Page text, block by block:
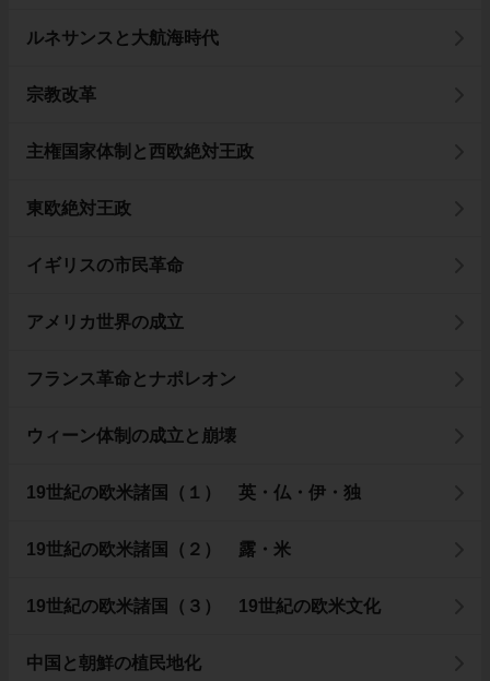
ルネサンスと大航海時代
宗教改革
主権国家体制と西欧絶対王政
東欧絶対王政
イギリスの市民革命
アメリカ世界の成立
フランス革命とナポレオン
ウィーン体制の成立と崩壊
19世紀の欧米諸国（１） 英・仏・伊・独
19世紀の欧米諸国（２） 露・米
19世紀の欧米諸国（３） 19世紀の欧米文化
中国と朝鮮の植民地化